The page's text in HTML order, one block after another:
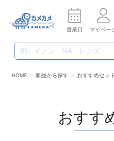
営業日 マイペー
HOME 新品から探す おすすめセット
おすす